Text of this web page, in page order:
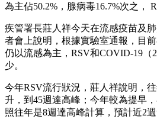
為主佔50.2%，腺病毒16.7%次之，
疾管署長莊人祥今天在流感疫苗及
者會上說明，根據實驗室通報，目
仍以流感為主，RSV和COVID-19（
少。
今年RSV流行狀況，莊人祥說明，
升，到45週達高峰；今年較為提早
照往年是8週達高峰計算，預計近2